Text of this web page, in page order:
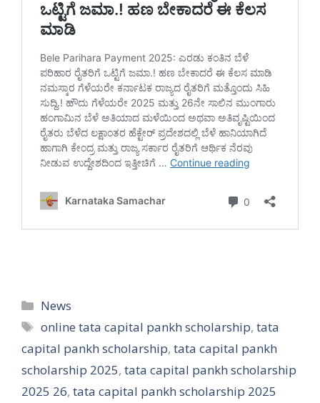
Categories
News
Tags
online tata capital pankh scholarship,tata
capital pankh scholarship, tata capital pankh
scholarship 2025, tata capital pankh scholarship
2025 26, tata capital pankh scholarship 2025